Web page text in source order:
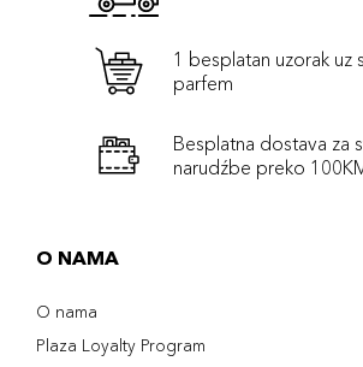
1 besplatan uzorak uz
parfem
Besplatna dostava za
narudźbe preko
O NAMA
O nama
Plaza Loyalty Program